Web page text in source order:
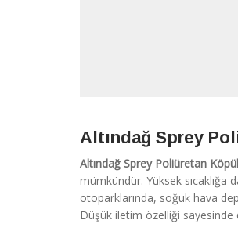
Altındağ Sprey
Altındağ Sprey Poliüretan
mümkündür. Yüksek sıcaklığa
otoparklarında, soğuk hava
Düşük iletim özelliği sayesinde